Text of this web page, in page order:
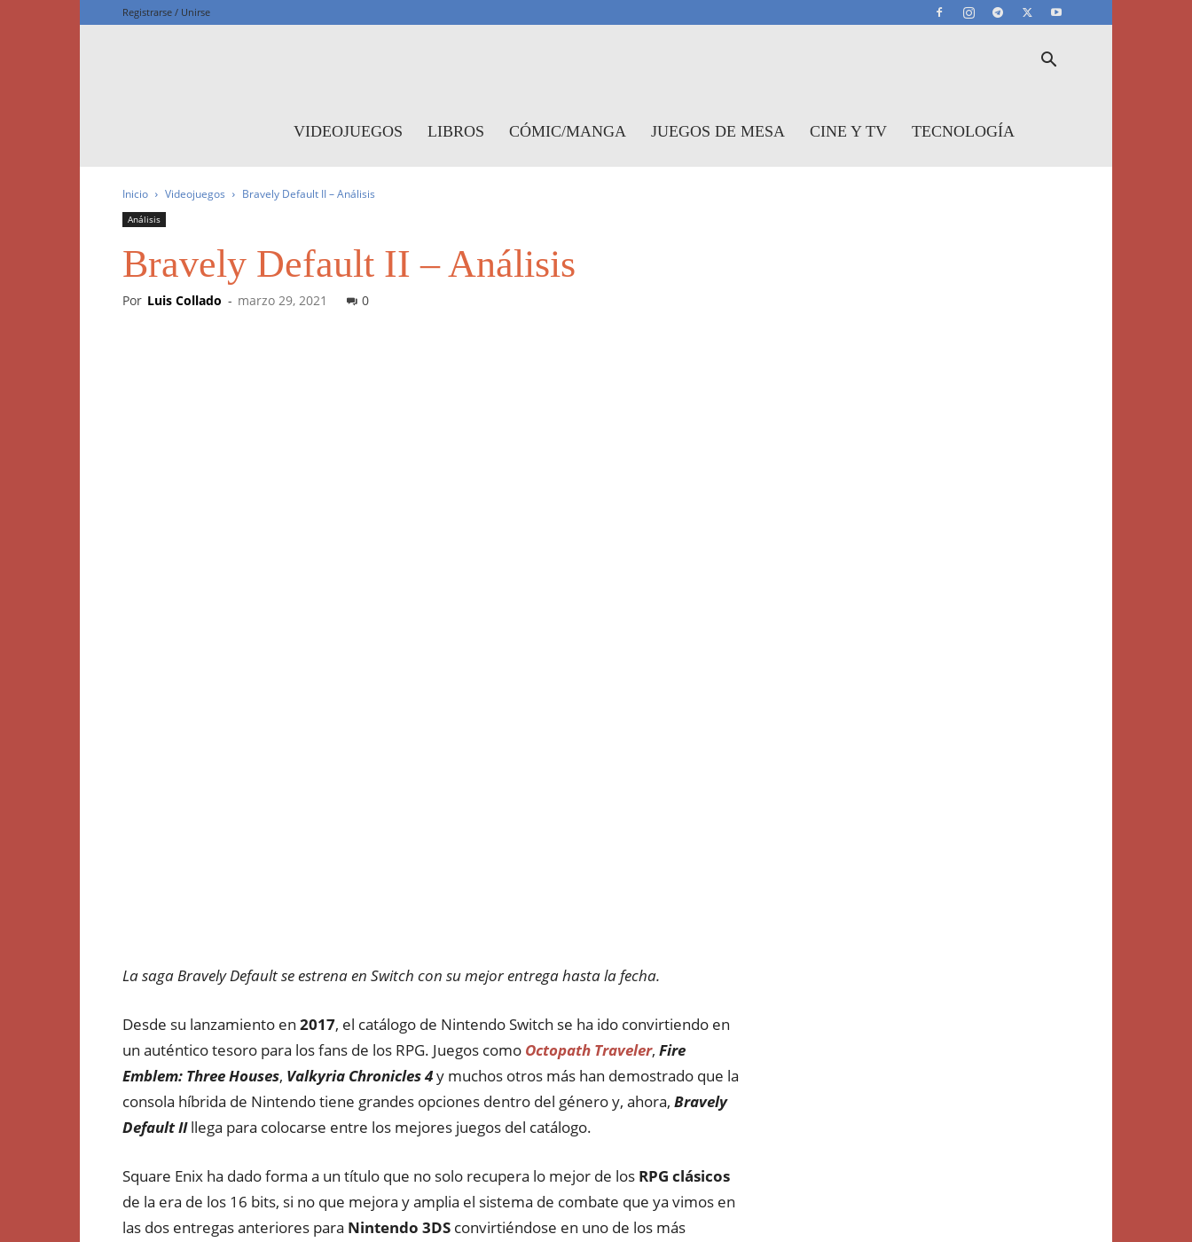
Registrarse / Unirse
VIDEOJUEGOS LIBROS CÓMIC/MANGA JUEGOS DE MESA CINE Y TV TECNOLOGÍA
Inicio Videojuegos Bravely Default II – Análisis
Análisis
Bravely Default II – Análisis
Por Luis Collado - marzo 29, 2021 0
La saga Bravely Default se estrena en Switch con su mejor entrega hasta la fecha.
Desde su lanzamiento en 2017, el catálogo de Nintendo Switch se ha ido convirtiendo en
un auténtico tesoro para los fans de los RPG. Juegos como Octopath Traveler, Fire
Emblem: Three Houses, Valkyria Chronicles 4y muchos otros más han demostrado que la
consola híbrida de Nintendo tiene grandes opciones dentro del género y, ahora, Bravely
Default IIllega para colocarse entre los mejores juegos del catálogo.
Square Enix ha dado forma a un título que no solo recupera lo mejor de los RPG clásicos
de la era de los 16 bits, si no que mejora y amplia el sistema de combate que ya vimos en
las dos entregas anteriores para Nintendo 3DS convirtiéndose en uno de los más